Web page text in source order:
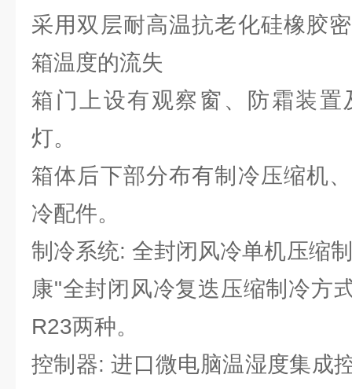
采用双层耐高温抗老化硅橡胶
箱温度的流失
箱门上设有观察窗、防霜装置
灯。
箱体后下部分布有制冷压缩机
冷配件。
制冷系统: 全封闭风冷单机压缩
康"全封闭风冷复迭压缩制冷方
R23两种。
控制器: 进口微电脑温湿度集成